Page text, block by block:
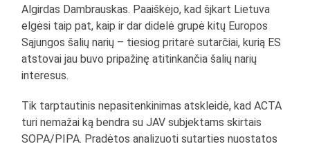
Algirdas Dambrauskas. Paaiškėjo, kad šįkart Lietuva
elgėsi taip pat, kaip ir dar didelė grupė kitų Europos
Sąjungos šalių narių – tiesiog pritarė sutarčiai, kurią ES
atstovai jau buvo pripažinę atitinkančia šalių narių
interesus.
Tik tarptautinis nepasitenkinimas atskleidė, kad ACTA
turi nemažai ką bendra su JAV subjektams skirtais
SOPA/PIPA. Pradėtos analizuoti sutarties nuostatos